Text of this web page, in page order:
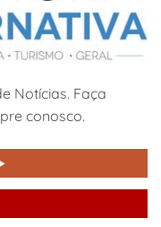
Notícias. Faça
conosco.